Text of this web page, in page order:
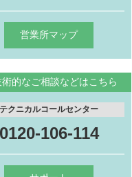
営業所マップ
術的なご相談などはこちら
テクニカルコールセンター
0120-106-114